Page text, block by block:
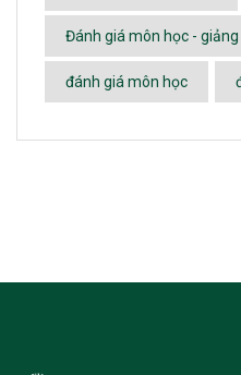
Đánh giá môn học - giảng
đánh giá môn học